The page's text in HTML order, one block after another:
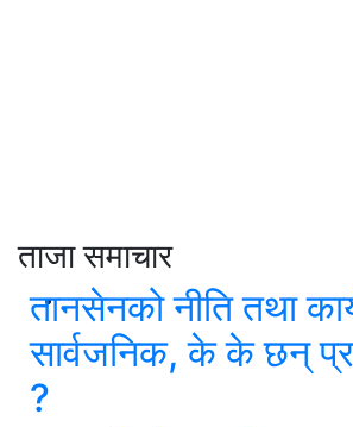
ताजा समाचार
तानसेनको नीति तथा
सार्वजनिक, के के छन्
?